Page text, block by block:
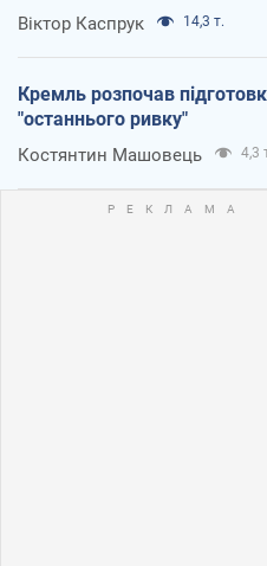
Віктор Каспрук 14,3 т.
Кремль розпочав
"останнього ривку"
Костянтин Машовець 4,3